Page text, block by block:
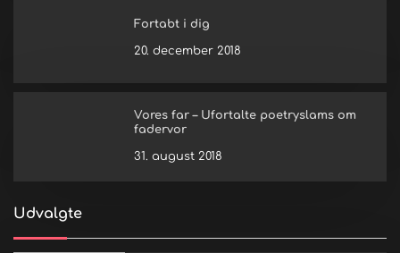
Fortabt i dig
20. december 2018
Vores far – Ufortalte poetryslams om
fadervor
31. august 2018
Udvalgte